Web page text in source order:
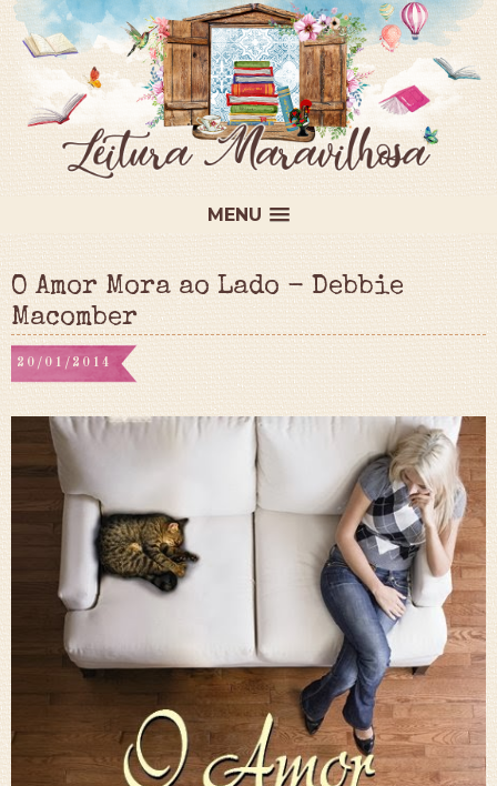
MENU
O Amor Mora ao Lado - Debbie
Macomber
20/01/2014